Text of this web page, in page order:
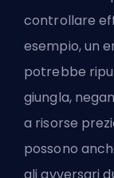
controllare
esempio, un
potrebbe
giungla,
a risorse
possono